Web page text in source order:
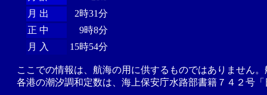
月 出
2時31分
正 中
9時8分
月 入
15時54分
ここでの情報は、航海の用に供するものではありません
各港の潮汐調和定数は、海上保安庁水路部書籍７４２号